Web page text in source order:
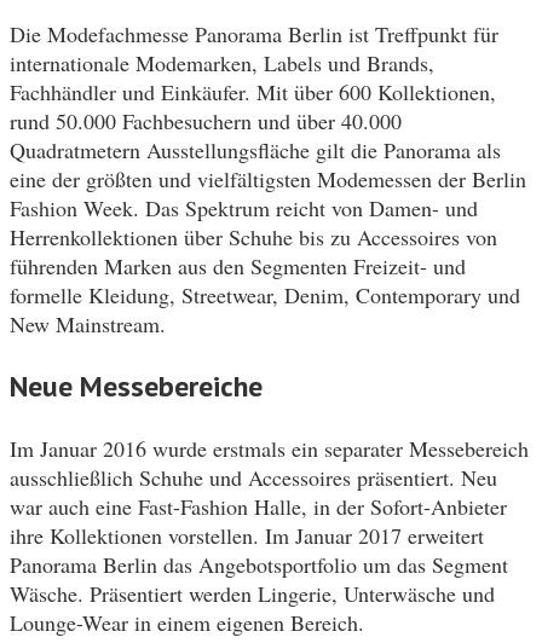
Die Modefachmesse Panorama Berlin ist Treffpunkt für
internationale Modemarken, Labels und Brands,
Fachhändler und Einkäufer. Mit über 600 Kollektionen,
rund 50.000 Fachbesuchern und über 40.000
Quadratmetern Ausstellungsfläche gilt die Panorama als
eine der größten und vielfältigsten Modemessen der Berlin
Fashion Week. Das Spektrum reicht von Damen- und
Herrenkollektionen über Schuhe bis zu Accessoires von
führenden Marken aus den Segmenten Freizeit- und
formelle Kleidung, Streetwear, Denim, Contemporary und
New Mainstream.
Neue Messebereiche
Im Januar 2016 wurde erstmals ein separater Messebereich
ausschließlich Schuhe und Accessoires präsentiert. Neu
war auch eine Fast-Fashion Halle, in der Sofort-Anbieter
ihre Kollektionen vorstellen. Im Januar 2017 erweitert
Panorama Berlin das Angebotsportfolio um das Segment
Wäsche. Präsentiert werden Lingerie, Unterwäsche und
Lounge-Wear in einem eigenen Bereich.